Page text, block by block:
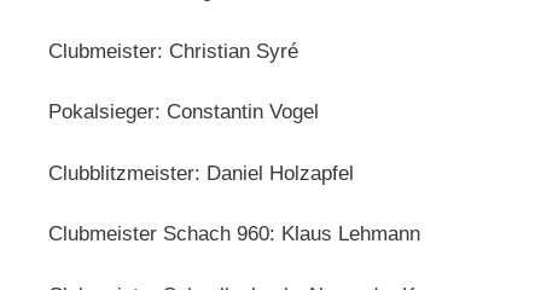
Clubmeister: Christian Syré
Pokalsieger: Constantin Vogel
Clubblitzmeister: Daniel Holzapfel
Clubmeister Schach 960: Klaus Lehmann